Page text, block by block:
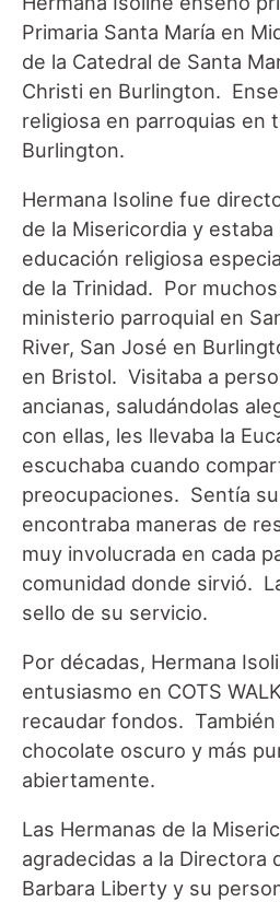
Primaria Santa María en
de la Catedral de Santa
Christi en Burlington.
religiosa en parroquias en
Burlington.
Hermana Isoline fue
de la Misericordia y
educación religiosa
de la Trinidad. Por
ministerio parroquial en
River, San José en
en Bristol. Visitaba a
ancianas, saludándolas
con ellas, les llevaba la
escuchaba cuando
preocupaciones. Sentía
encontraba maneras de
muy involucrada en cada
comunidad donde sirvió.
sello de su servicio.
Por décadas, Hermana
entusiasmo en COTS
recaudar fondos.
chocolate oscuro y más
abiertamente.
Las Hermanas de la
agradecidas a la Directora
Barbara Liberty y su